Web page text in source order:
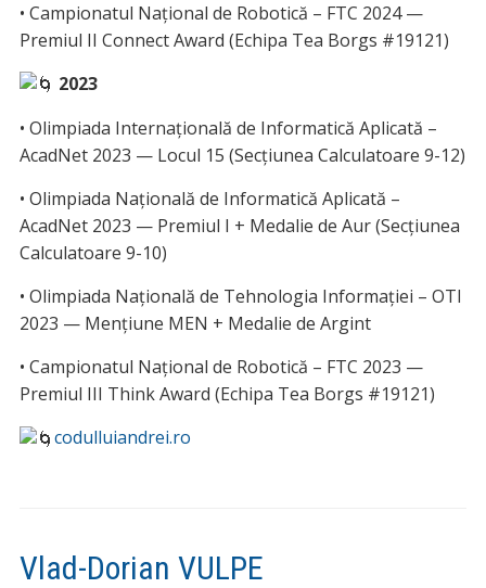
• Campionatul Național de Robotică – FTC 2024 —
Premiul II Connect Award (Echipa Tea Borgs #19121)
2023
• Olimpiada Internațională de Informatică Aplicată –
AcadNet 2023 — Locul 15 (Secțiunea Calculatoare 9-12)
• Olimpiada Națională de Informatică Aplicată –
AcadNet 2023 — Premiul I + Medalie de Aur (Secțiunea
Calculatoare 9-10)
• Olimpiada Națională de Tehnologia Informației – OTI
2023 — Mențiune MEN + Medalie de Argint
• Campionatul Național de Robotică – FTC 2023 —
Premiul III Think Award (Echipa Tea Borgs #19121)
codulluiandrei.ro
Vlad-Dorian VULPE